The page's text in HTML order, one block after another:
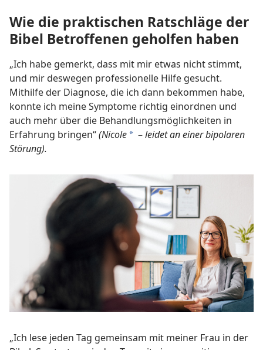
Wie die praktischen Ratschläge der
Bibel Betroffenen geholfen haben
„Ich habe gemerkt, dass mit mir etwas nicht stimmt,
und mir deswegen professionelle Hilfe gesucht.
Mithilfe der Diagnose, die ich dann bekommen habe,
konnte ich meine Symptome richtig einordnen und
auch mehr über die Behandlungs­möglichkeiten in
Erfahrung bringen“(Nicole a –leidet an einer bipolaren
Störung).
„Ich lese jeden Tag gemeinsam mit meiner Frau in der